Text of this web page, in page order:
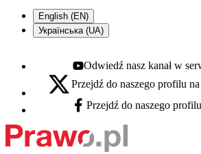
English (EN)
Українська (UA)
Youtube - otwiera się w nowej karcie
Odwiedź nasz kanał w
X - otwiera się w nowej karcie
Przejdź do naszego profilu
Facebook - otwiera się w nowej karcie
Przejdź do naszego